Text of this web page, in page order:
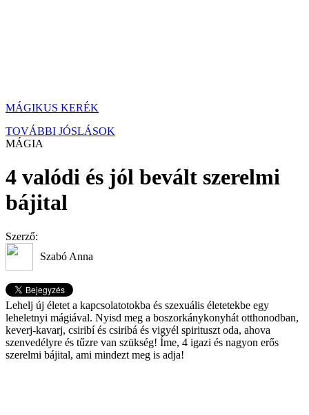
MÁGIKUS KERÉK
TOVÁBBI JÓSLÁSOK
MÁGIA
4 valódi és jól bevált szerelmi
bájital
Szerző:
Szabó Anna
Lehelj új életet a kapcsolatotokba és szexuális életetekbe egy
leheletnyi mágiával. Nyisd meg a boszorkánykonyhát otthonodban,
keverj-kavarj, csiribí és csiribá és vigyél spirituszt oda, ahova
szenvedélyre és tűzre van szükség! Íme, 4 igazi és nagyon erős
szerelmi bájital, ami mindezt meg is adja!